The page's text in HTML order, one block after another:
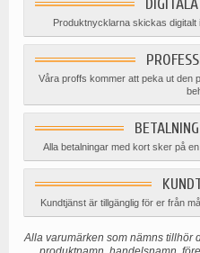
Produktnycklarna skickas digitalt
Våra proffs kommer att peka ut den
Alla betalningar med kort sker på
Kundtjänst är tillgänglig för er från
Alla varumärken som nämns tillhör